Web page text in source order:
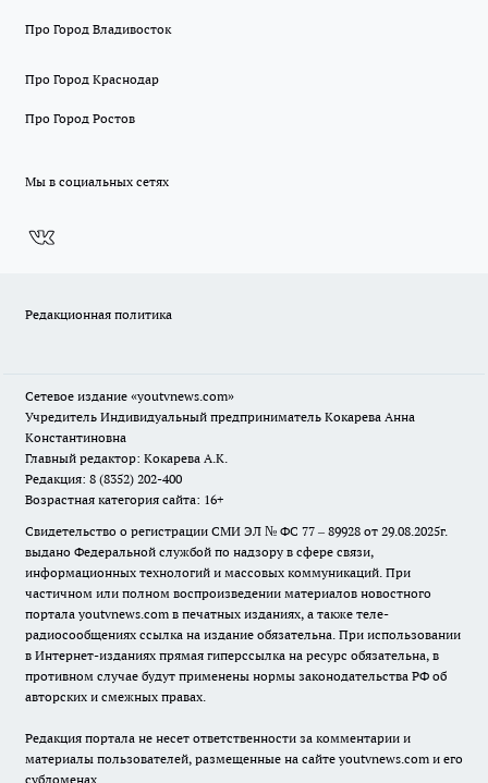
Про Город Владивосток
Про Город Краснодар
Про Город Ростов
Мы в социальных сетях
Редакционная политика
Сетевое издание «youtvnews.com»
Учредитель Индивидуальный предприниматель Кокарева Анна
Константиновна
Главный редактор: Кокарева А.К.
Редакция: 8 (8352) 202-400
Возрастная категория сайта: 16+
Свидетельство о регистрации СМИ ЭЛ № ФС 77 – 89928 от 29.08.2025г.
выдано Федеральной службой по надзору в сфере связи,
информационных технологий и массовых коммуникаций. При
частичном или полном воспроизведении материалов новостного
портала youtvnews.com в печатных изданиях, а также теле-
радиосообщениях ссылка на издание обязательна. При использовании
в Интернет-изданиях прямая гиперссылка на ресурс обязательна, в
противном случае будут применены нормы законодательства РФ об
авторских и смежных правах.
Редакция портала не несет ответственности за комментарии и
материалы пользователей, размещенные на сайте youtvnews.com и его
субдоменах.